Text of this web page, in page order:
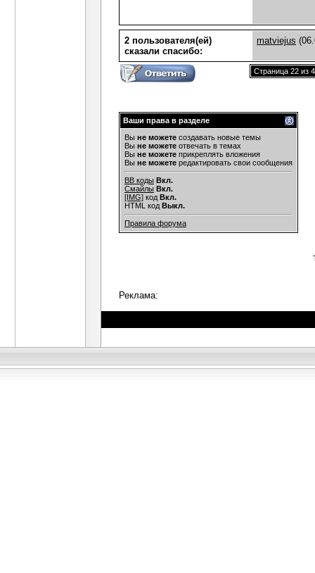
2 пользователя(ей)
сказали cпасибо:
matviejus
Страница 22 из
Ваши права в разделе
Вы не можете создавать новые темы
Вы не можете отвечать в темах
Вы не можете прикреплять вложения
Вы не можете редактировать свои сообщения
BB коды Вкл.
Смайлы Вкл.
[IMG] код Вкл.
HTML код Выкл.
Правила форума
Реклама: